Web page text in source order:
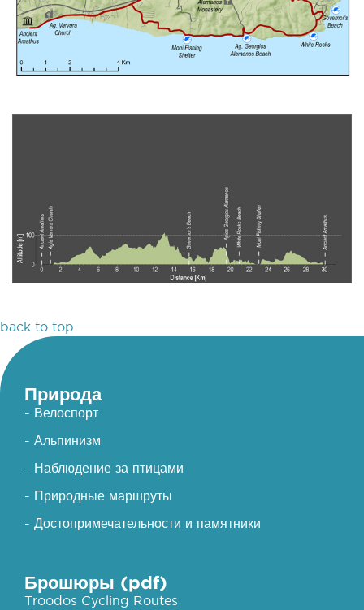
back to top
Природа
- Велоспорт
- Альпинизм
- Наблюдение за птицами
- Природные маршруты
- Достопримечательности и памятники
Брошюры (pdf)
Troodos Cycling Routes